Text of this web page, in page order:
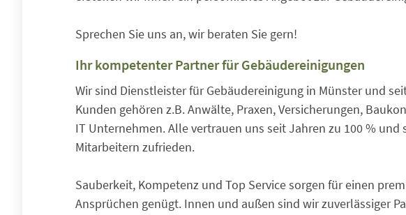
Sprechen Sie uns an, wir beraten Sie gern!
Ihr kompetenter Partner für Gebäudereinigungen
Wir sind Dienstleister für Gebäudereinigung in Münster und
Kunden gehören z.B. Anwälte, Praxen, Versicherungen,
IT Unternehmen. Alle vertrauen uns seit Jahren zu 100 %
Mitarbeitern zufrieden.
Sauberkeit, Kompetenz und Top Service sorgen für einen
Ansprüchen genügt. Innen und außen sind wir zuverlässiger